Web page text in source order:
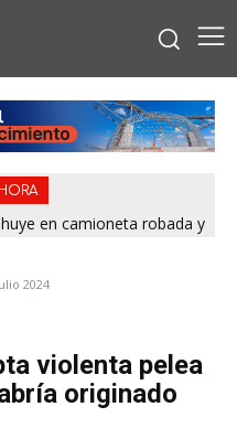
en camioneta robada y
2024
violenta pelea
originado